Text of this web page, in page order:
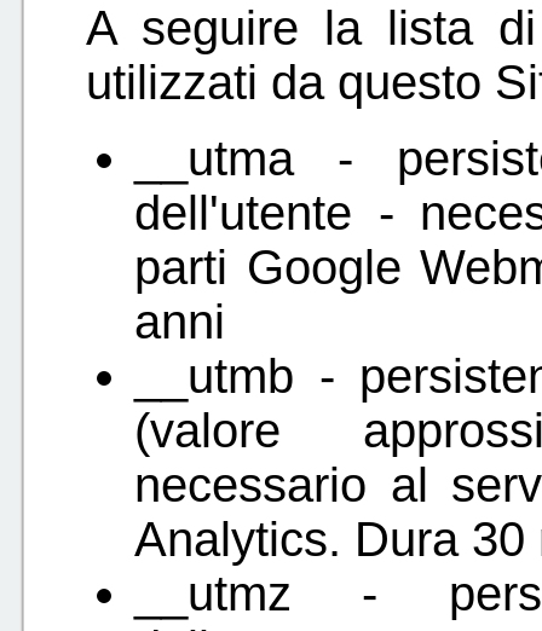
A seguire la lista
utilizzati da questo
__utma -
dell'utente -
parti Google
anni
__utmb -
(valore
necessario al
Analytics. Dura 30
__utmz -